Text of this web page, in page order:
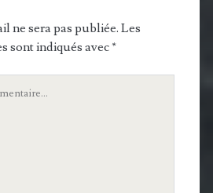
ne sera pas publiée. Les
sont indiqués avec*